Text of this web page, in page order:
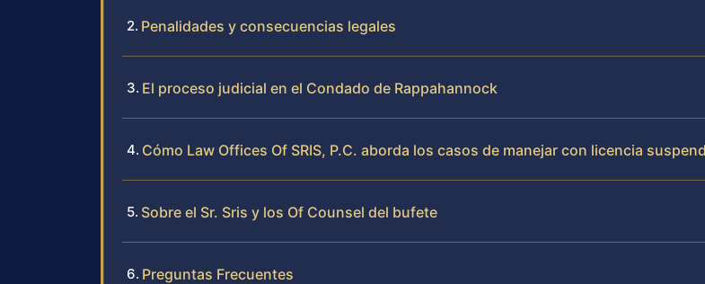
Penalidades y consecuencias legales
El proceso judicial en el Condado de Rappahannock
Cómo Law Offices Of SRIS, P.C. aborda los casos de manejar con licencia
Sobre el Sr. Sris y los Of Counsel del bufete
Preguntas Frecuentes